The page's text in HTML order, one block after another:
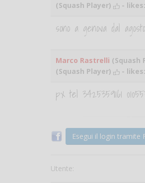
(Squash Player)
- likes:
sono a genova dal
Marco Rastrelli (Squash
(Squash Player)
- likes:
px tel 3425359161
Esegui il login tramite
Utente: